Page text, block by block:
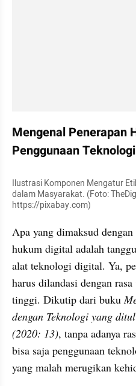
Mengenal Penerapan
Penggunaan Teknologi
Ilustrasi Komponen Mengatur
dalam Masyarakat. (Foto:
https://pixabay.com)
Apa yang dimaksud
hukum digital adalah
alat teknologi digital. Ya,
harus dilandasi dengan
tinggi. Dikutip dari buku
dengan Teknologi yang
(2020: 13), tanpa adanya
bisa saja penggunaan
yang malah merugikan